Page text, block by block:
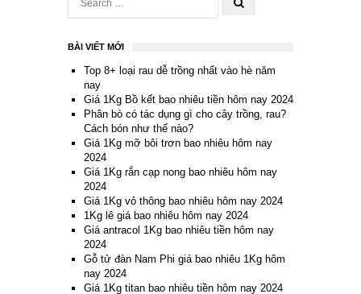
BÀI VIẾT MỚI
Top 8+ loại rau dễ trồng nhất vào hè năm
nay
Giá 1Kg Bồ kết bao nhiêu tiền hôm nay 2024
Phân bò có tác dụng gì cho cây trồng, rau?
Cách bón như thế nào?
Giá 1Kg mỡ bôi trơn bao nhiêu hôm nay
2024
Giá 1Kg rắn cạp nong bao nhiêu hôm nay
2024
Giá 1Kg vỏ thông bao nhiêu hôm nay 2024
1Kg lê giá bao nhiêu hôm nay 2024
Giá antracol 1Kg bao nhiêu tiền hôm nay
2024
Gỗ tử đàn Nam Phi giá bao nhiêu 1Kg hôm
nay 2024
Giá 1Kg titan bao nhiêu tiền hôm nay 2024